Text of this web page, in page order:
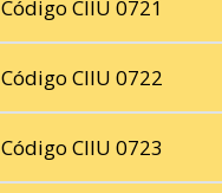
Código CIIU 0721
Código CIIU 0722
Código CIIU 0723